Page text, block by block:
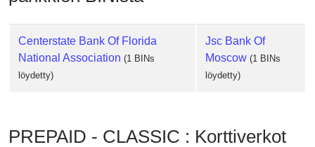
?
IP
Lookup
IP
BIN
Validator
Centerstate Bank Of Florida
National Association (1 BINs
löydetty)
Jsc Bank Of
Moscow (1 BINs
löydetty)
PREPAID - CLASSIC : Korttiverkot